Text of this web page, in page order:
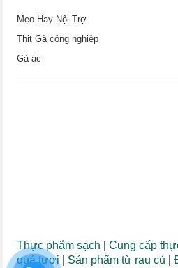
Mẹo Hay Nội Trợ
Thịt Gà công nghiệp
Gà ác
Thực phẩm sạch |Cung cấp
quả tươi
Sản phẩm từ rau củ |